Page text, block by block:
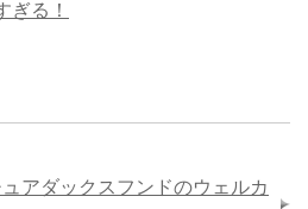
ぎる！
アダックスフンドのウェルカ